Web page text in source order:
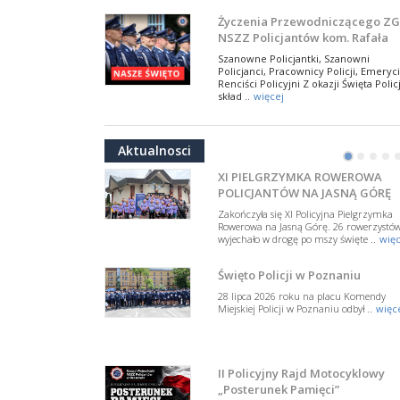
Życzenia Przewodniczącego ZG
NSZZ Policjantów kom. Rafała
Jankowskiego z okazji Święta
Policji 2026
Szanowne Policjantki, Szanowni
Policjanci, Pracownicy Policji,
Renciści Policyjni Z okazji Święta
skład .. więcej
NSZZ Policjantów: Policja nie
W przestrzeni publicznej po raz
pojawiły się wypowiedzi, które
w funkcjonariuszki i funkcjonariuszy
Policj .. więcej
Dodatkowe zarobkowanie
policjantów. NSZZP: obecne
zmiany przepisów regulujących
dodatkowej pracy zarobkowe .. więcej
Postępowanie dotyczące interwencji
Policji w miejscu zamieszkania red.
Tomasza Sakiewicza zostało
Aktualnosci
•••
W Biedrusku, pod Tablicą Pamiątkową
poświęconą starszemu sierżantowi Mar
.. więcej
50-lecie BOA. Zarząd Główny
Policjantów z uznaniem
formacji kontrterrorystycznej
Polskiego w Warszawie odbyła się
XI PIELGRZYMKA ROWEROWA
POLICJANTÓW NA JASNĄ GÓRĘ
Zakończyła się XI Policyjna Pielgrzymka
Rowerowa na Jasną Górę. 26
wyjechało w drogę po mszy święte ..
Święto Policji w Poznaniu
28 lipca 2026 roku na placu Komendy
Miejskiej Policji w Poznaniu odbył ..
II Policyjny Rajd Motocyklowy
„Posterunek Pamięci”